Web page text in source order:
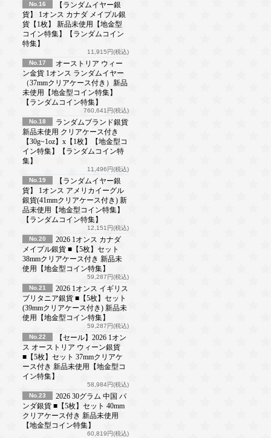
No.16
【ランダムイヤー銀
貨】 1オンス カナダ メイプル銀
貨【1枚】 新品未使用【地金型
コイン特集】【ランダムコイン
特集】
11,915円(税込)
No.17
オーストリア ウィー
ン金貨 1オンス ランダムイヤー
（37mmクリアケース付き）新品
未使用【地金型コイン特集】
【ランダムコイン特集】
760,641円(税込)
No.18
ランダムブランド銀貨
新品未使用 クリアケース付き
【30g~1oz】x【1枚】【地金型コ
イン特集】【ランダムコイン特
集】
11,496円(税込)
No.19
【ランダムイヤー銀
貨】 1オンス アメリカイーグル
銀貨(41mmクリアケース付き) 新
品未使用【地金型コイン特集】
【ランダムコイン特集】
12,151円(税込)
No.20
2026 1オンス カナダ
メイプル銀貨 ■【5枚】セット
38mmクリアケース付き 新品未
使用【地金型コイン特集】
59,287円(税込)
No.21
2026 1オンス イギリス
ブリタニア銀貨 ■【5枚】セット
(39mmクリアケース付き) 新品未
使用【地金型コイン特集】
59,287円(税込)
No.22
【セール】2026 1オン
ス オーストリア ウィーン銀貨
■【5枚】セット 37mmクリアケ
ース付き 新品未使用【地金型コ
イン特集】
58,984円(税込)
No.23
2026 30グラム 中国 パ
ンダ銀貨 ■【5枚】セット 40mm
クリアケース付き 新品未使用
【地金型コイン特集】
60,819円(税込)